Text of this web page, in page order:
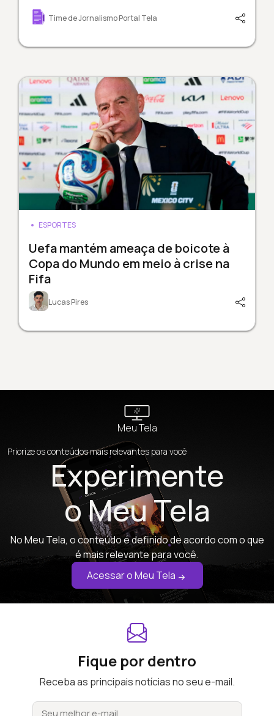
Time de Jornalismo Portal Tela
ESPORTES
Uefa mantém ameaça de boicote à
Copa do Mundo em meio à crise na
Fifa
Lucas Pires
Meu Tela
Priorize os conteúdos mais relevantes para você
Experimente
o Meu Tela
No Meu Tela, o conteúdo é definido de acordo com o que
é mais relevante para você.
Acessar o Meu Tela
Fique por dentro
Receba as principais notícias no seu e-mail.